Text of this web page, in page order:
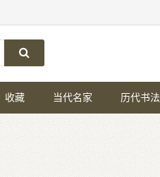
收藏 当代名家 历代书法